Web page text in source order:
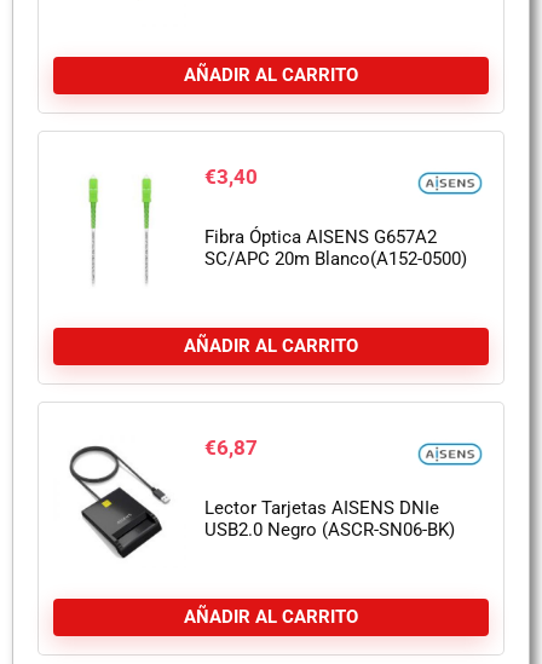
AÑADIR AL CARRITO
€3,40
Fibra Óptica AISENS G657A2
SC/APC 20m Blanco(A152-0500)
AÑADIR AL CARRITO
€6,87
Lector Tarjetas AISENS DNIe
USB2.0 Negro (ASCR-SN06-BK)
AÑADIR AL CARRITO